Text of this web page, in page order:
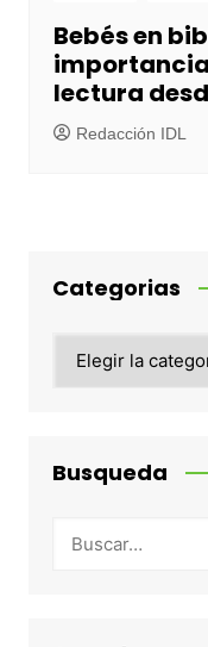
Bebés en
lectura
Redacción IDL
Categorias
Busqueda